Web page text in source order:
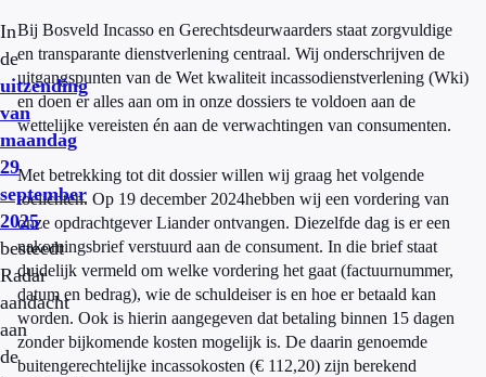
In
de
uitzending
van
maandag
29
september
2025
besteedt
Radar
aandacht
aan
de
Bij Bosveld Incasso en Gerechtsdeurwaarders staat zorgvuldige
en transparante dienstverlening centraal. Wij onderschrijven de
uitgangspunten van de Wet kwaliteit incassodienstverlening (Wki)
en doen er alles aan om in onze dossiers te voldoen aan de
wettelijke vereisten én aan de verwachtingen van consumenten.
Met betrekking tot dit dossier willen wij graag het volgende
toelichten. Op 19 december 2024hebben wij een vordering van
onze opdrachtgever Liander ontvangen. Diezelfde dag is er een
nakomingsbrief verstuurd aan de consument. In die brief staat
duidelijk vermeld om welke vordering het gaat (factuurnummer,
datum en bedrag), wie de schuldeiser is en hoe er betaald kan
worden. Ook is hierin aangegeven dat betaling binnen 15 dagen
zonder bijkomende kosten mogelijk is. De daarin genoemde
buitengerechtelijke incassokosten (€ 112,20) zijn berekend